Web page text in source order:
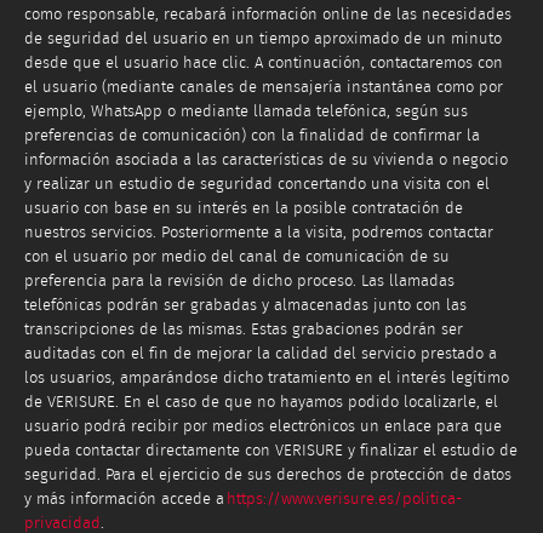
como responsable, recabará información online de las necesidades
de seguridad del usuario en un tiempo aproximado de un minuto
desde que el usuario hace clic. A continuación, contactaremos con
el usuario (mediante canales de mensajería instantánea como por
ejemplo, WhatsApp o mediante llamada telefónica, según sus
preferencias de comunicación) con la finalidad de confirmar la
información asociada a las características de su vivienda o negocio
y realizar un estudio de seguridad concertando una visita con el
usuario con base en su interés en la posible contratación de
nuestros servicios. Posteriormente a la visita, podremos contactar
con el usuario por medio del canal de comunicación de su
preferencia para la revisión de dicho proceso. Las llamadas
telefónicas podrán ser grabadas y almacenadas junto con las
transcripciones de las mismas. Estas grabaciones podrán ser
auditadas con el fin de mejorar la calidad del servicio prestado a
los usuarios, amparándose dicho tratamiento en el interés legítimo
de VERISURE. En el caso de que no hayamos podido localizarle, el
usuario podrá recibir por medios electrónicos un enlace para que
pueda contactar directamente con VERISURE y finalizar el estudio de
seguridad. Para el ejercicio de sus derechos de protección de datos
y más información accede a https://www.verisure.es/politica-
privacidad.